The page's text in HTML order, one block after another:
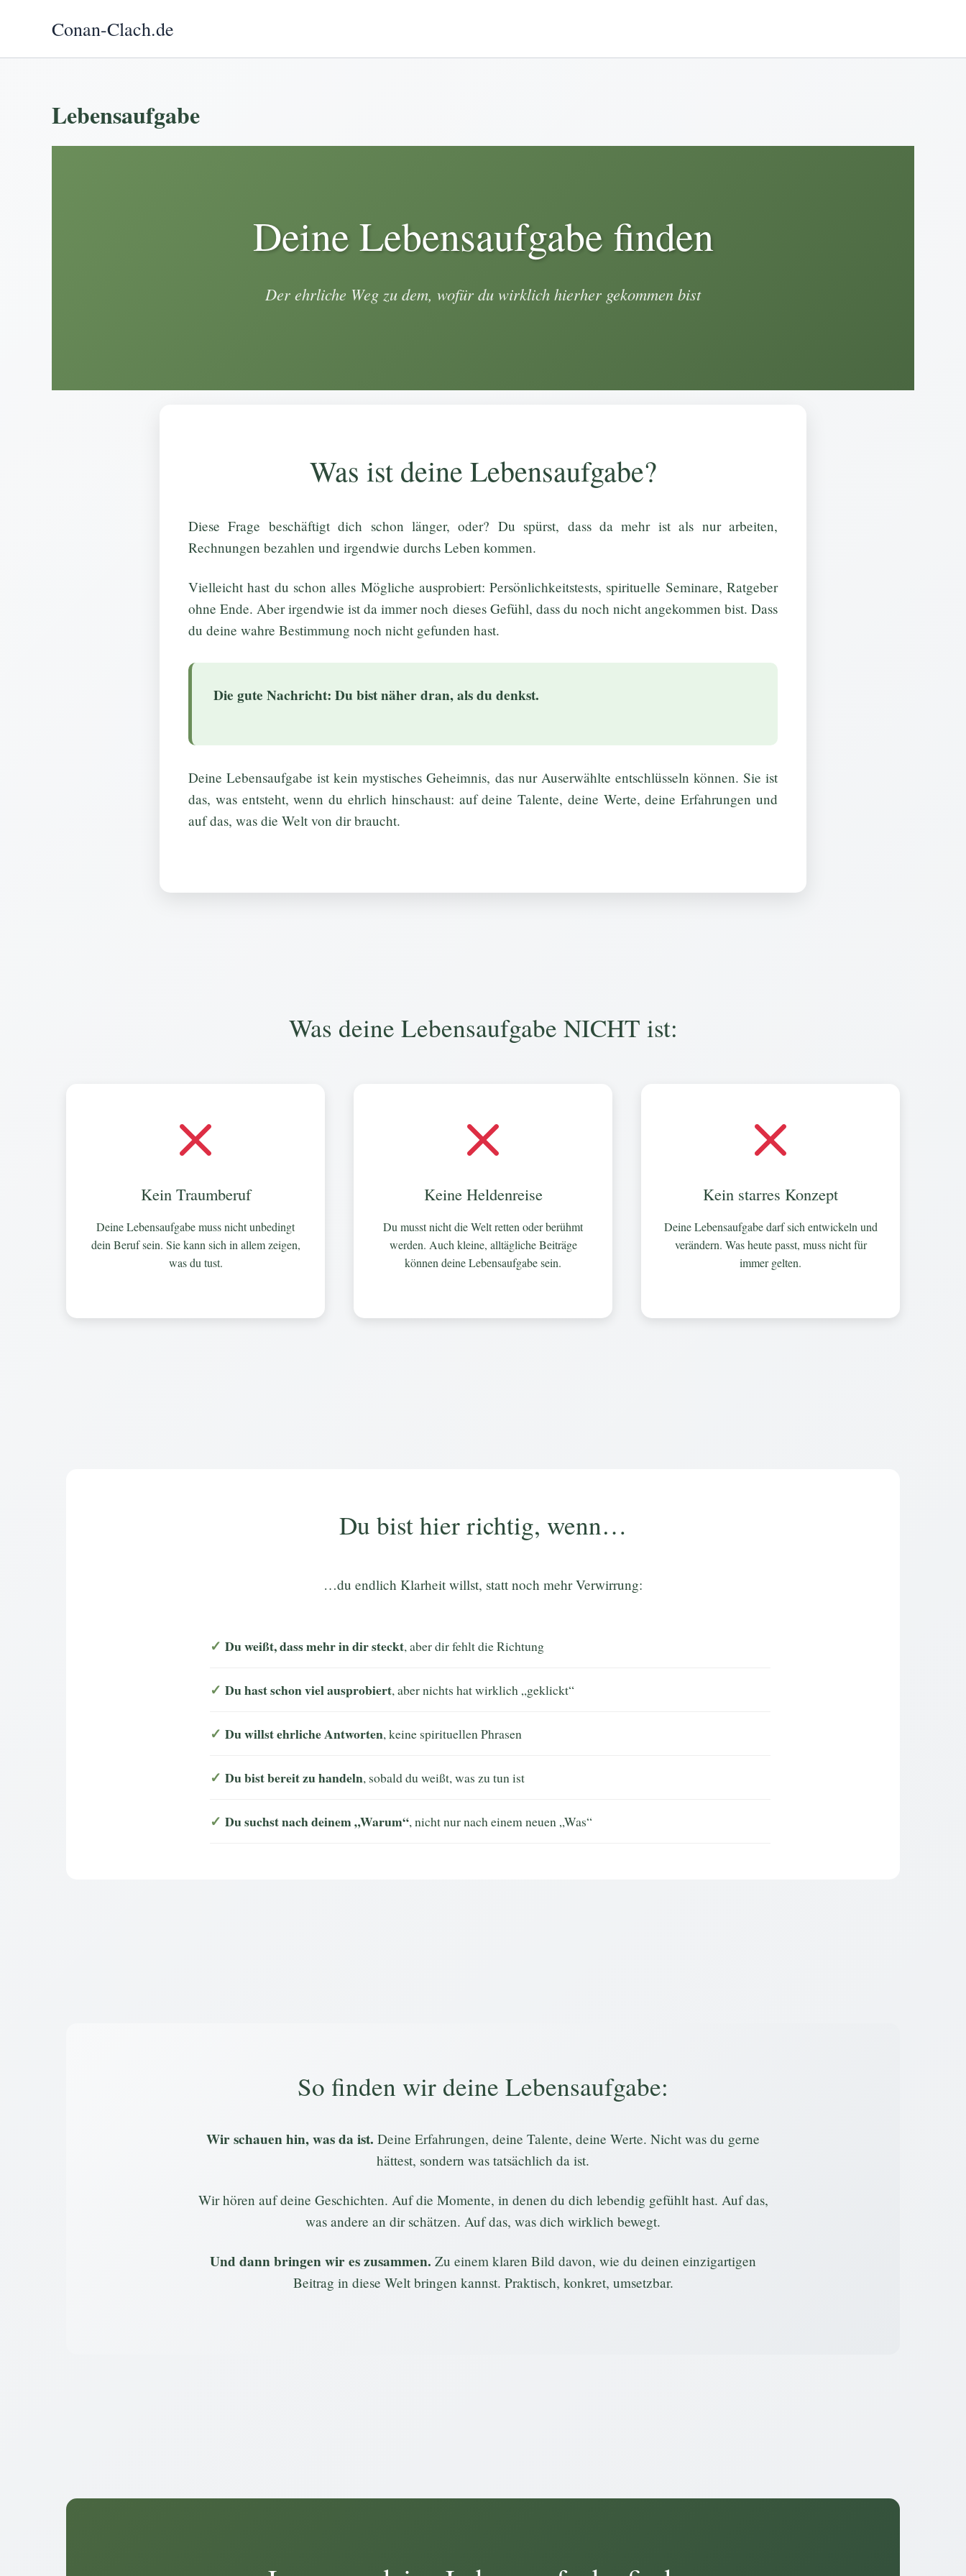
Conan-Clach.de
Lebensaufgabe
Deine Lebensaufgabe finden
Der ehrliche Weg zu dem, wofür du wirklich hierher gekommen bist
Was ist deine Lebensaufgabe?
Diese Frage beschäftigt dich schon länger, oder? Du spürst, dass da mehr ist als nur arbeiten,
Rechnungen bezahlen und irgendwie durchs Leben kommen.
Vielleicht hast du schon alles Mögliche ausprobiert: Persönlichkeitstests, spirituelle Seminare, Ratgeber
ohne Ende. Aber irgendwie ist da immer noch dieses Gefühl, dass du noch nicht angekommen bist. Dass
du deine wahre Bestimmung noch nicht gefunden hast.
Die gute Nachricht: Du bist näher dran, als du denkst.
Deine Lebensaufgabe ist kein mystisches Geheimnis, das nur Auserwählte entschlüsseln können. Sie ist
das, was entsteht, wenn du ehrlich hinschaust: auf deine Talente, deine Werte, deine Erfahrungen und
auf das, was die Welt von dir braucht.
Was deine Lebensaufgabe NICHT ist:
Kein Traumberuf
Deine Lebensaufgabe muss nicht unbedingt
dein Beruf sein. Sie kann sich in allem zeigen,
was du tust.
Keine Heldenreise
Du musst nicht die Welt retten oder berühmt
werden. Auch kleine, alltägliche Beiträge
können deine Lebensaufgabe sein.
Kein starres Konzept
Deine Lebensaufgabe darf sich entwickeln und
verändern. Was heute passt, muss nicht für
immer gelten.
Du bist hier richtig, wenn…
…du endlich Klarheit willst, statt noch mehr Verwirrung:
Du weißt, dass mehr in dir steckt, aber dir fehlt die Richtung
Du hast schon viel ausprobiert, aber nichts hat wirklich „geklickt“
Du willst ehrliche Antworten, keine spirituellen Phrasen
Du bist bereit zu handeln, sobald du weißt, was zu tun ist
Du suchst nach deinem „Warum“, nicht nur nach einem neuen „Was“
So finden wir deine Lebensaufgabe:
Wir schauen hin, was da ist. Deine Erfahrungen, deine Talente, deine Werte. Nicht was du gerne
hättest, sondern was tatsächlich da ist.
Wir hören auf deine Geschichten. Auf die Momente, in denen du dich lebendig gefühlt hast. Auf das,
was andere an dir schätzen. Auf das, was dich wirklich bewegt.
Und dann bringen wir es zusammen. Zu einem klaren Bild davon, wie du deinen einzigartigen
Beitrag in diese Welt bringen kannst. Praktisch, konkret, umsetzbar.